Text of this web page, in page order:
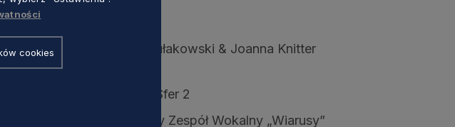
godz. 12 – Leszek Kułakowski & Joanna Knitter
godz. 12 – Muzyka Sfer 2
godz. 12, Wojskowy Zespół Wokalny „Wiarusy”
cookies